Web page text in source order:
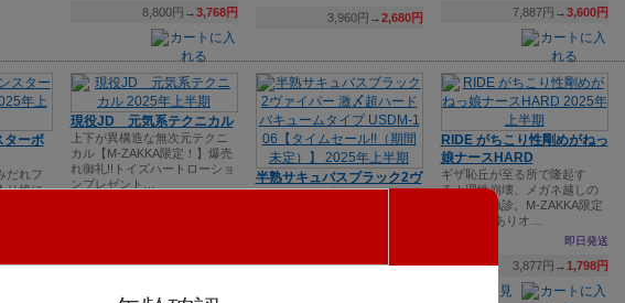
8,800円→3,768円 3,960円→2,680円 7,887円→3,600円
ターボ
だれフ
り娘に
【M-ZA
→574円
現役JD 元気系テクニカル
上下が異構造な無次元テクニ
カル【M-ZAKKA限定！】爆売
れ御礼!!トイズハートローショ
ンプレゼント…
半熟サキュバスブラック2ヴ
神名作ハードホールである半
RIDE がちこり性剛めがねっ
娘ナースHARD
ギザ恥丘が至る所で隆起す
る！理性崩壊、メガネ越しの
がちこり触診。M-ZAKKA限定
RIDEわけありオ…
即日発送
3,877円→1,798円